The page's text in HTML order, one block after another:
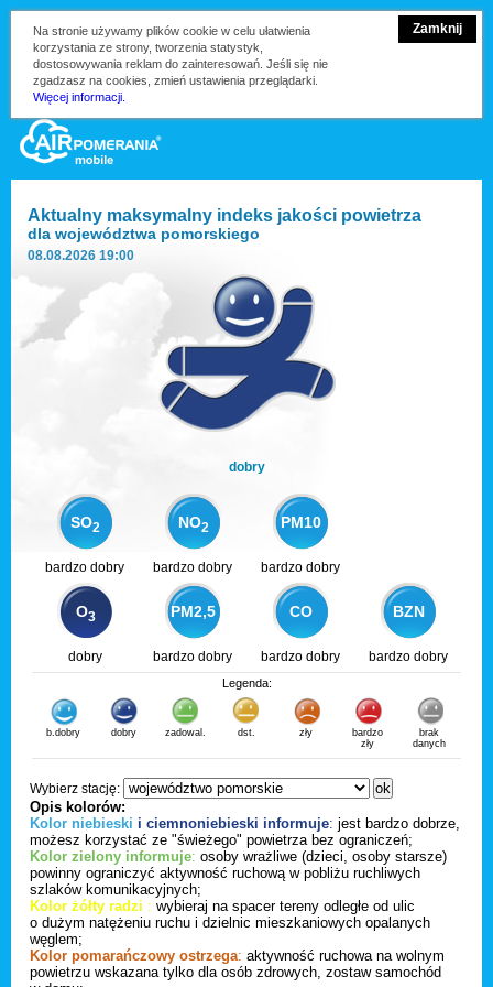
Zamknij
Na stronie używamy plików cookie w celu ułatwienia
korzystania ze strony, tworzenia statystyk,
dostosowywania reklam do zainteresowań. Jeśli się nie
zgadzasz na cookies, zmień ustawienia przeglądarki.
Więcej informacji.
Aktualny maksymalny indeks jakości powietrza
dla województwa pomorskiego
08.08.2026 19:00
dobry
SO2 NO2 PM10
bardzo dobry bardzo dobry bardzo dobry
O3 PM2,5 CO BZN
dobry bardzo dobry bardzo dobry bardzo dobry
Legenda:
b.dobry dobry zadowal. dst. zły
bardzo
zły
brak
danych
Wybierz stację:
Opis kolorów:
Kolor niebieski i ciemnoniebieski informuje: jest bardzo dobrze,
możesz korzystać ze "świeżego" powietrza bez ograniczeń;
Kolor zielony informuje: osoby wrażliwe (dzieci, osoby starsze)
powinny ograniczyć aktywność ruchową w pobliżu ruchliwych
szlaków komunikacyjnych;
Kolor żółty radzi : wybieraj na spacer tereny odległe od ulic
o dużym natężeniu ruchu i dzielnic mieszkaniowych opalanych
węglem;
Kolor pomarańczowy ostrzega: aktywność ruchowa na wolnym
powietrzu wskazana tylko dla osób zdrowych, zostaw samochód